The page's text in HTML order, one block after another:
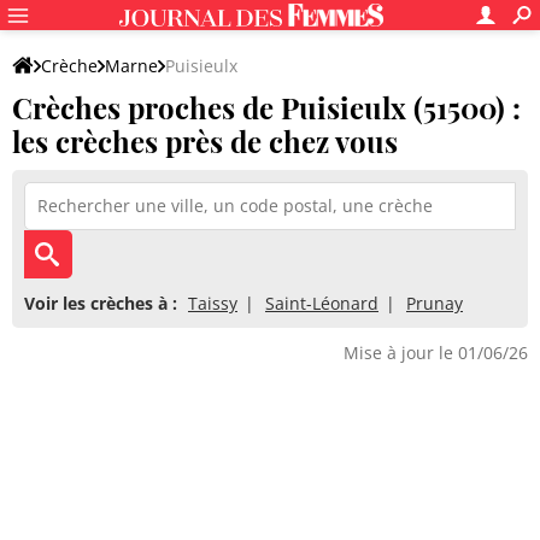
Crèche Marne Puisieulx
Crèches proches de Puisieulx (51500) :
les crèches près de chez vous
Voir les crèches à : Taissy Saint-Léonard Prunay
Mise à jour le 01/06/26